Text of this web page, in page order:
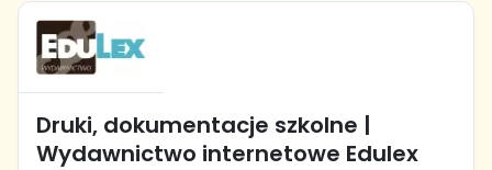
Druki, dokumentacje szkolne |
Wydawnictwo internetowe Edulex